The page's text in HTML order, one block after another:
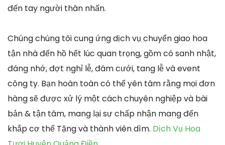
đến tay người thân nhấn.
Chúng chúng tôi cung ứng dịch vụ chuyển giao hoa
tận nhà đến hồ hết lúc quan trọng, gồm có sanh nhật,
đáng nhớ, đợt nghỉ lễ, đám cưới, tang lễ và event
công ty. Bạn hoàn toàn có thể yên tâm rằng mọi đơn
hàng sẽ được xử lý một cách chuyên nghiệp và bài
bản & tận tâm, mang lại sự chấp nhận mang đến
khắp cơ thể Tặng và thành viên dìm. Dịch Vụ Hoa